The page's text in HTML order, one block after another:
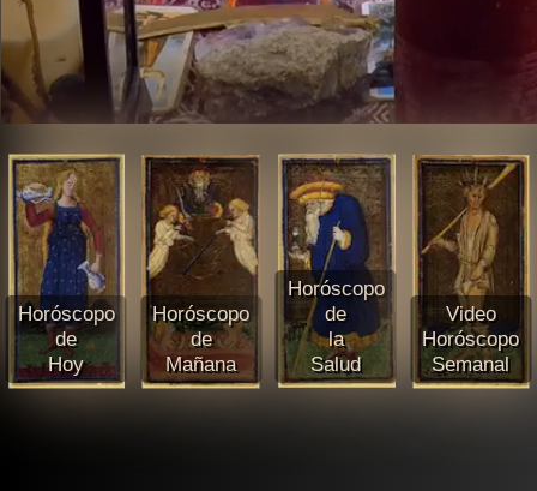
Horóscopo
de
Hoy
Horóscopo
de
Mañana
Horóscopo
de
la
Salud
Video
Horóscopo
Semanal